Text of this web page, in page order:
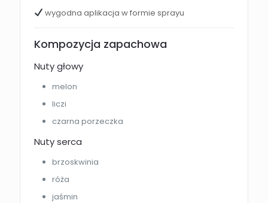
wygodna aplikacja w formie sprayu
Kompozycja zapachowa
Nuty głowy
melon
liczi
czarna porzeczka
Nuty serca
brzoskwinia
róża
jaśmin